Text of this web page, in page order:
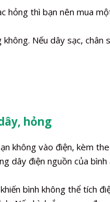
hỏng thì bạn nên mua
Nếu dây sạc, chân
hỏng
không vào điện, kèm
dây điện nguồn của
bình không thể tích